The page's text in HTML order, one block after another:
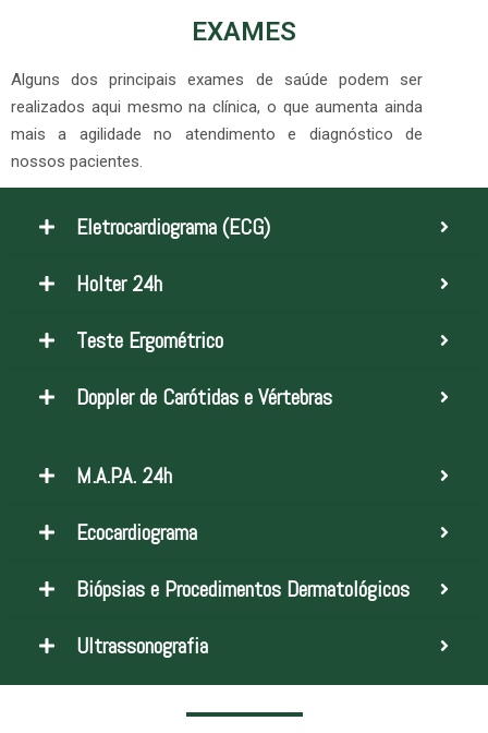
EXAMES
Alguns dos principais exames de saúde podem ser
realizados aqui mesmo na clínica, o que aumenta ainda
mais a agilidade no atendimento e diagnóstico de
nossos pacientes.
Eletrocardiograma (ECG)
Holter 24h
Teste Ergométrico
Doppler de Carótidas e Vértebras
M.A.P.A. 24h
Ecocardiograma
Biópsias e Procedimentos Dermatológicos
Ultrassonografia